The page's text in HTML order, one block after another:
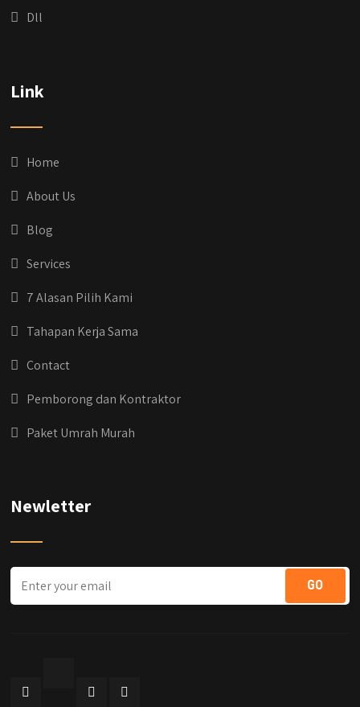
#jasarenovasirumahbekasi
#kontraktorbangunanjabodetabek
Dll
Link
Home
About Us
Blog
Services
7 Alasan Pilih Kami
Tahapan Kerja Sama
Contact
Pemborong dan Kontraktor
Paket Umrah Murah
Newletter